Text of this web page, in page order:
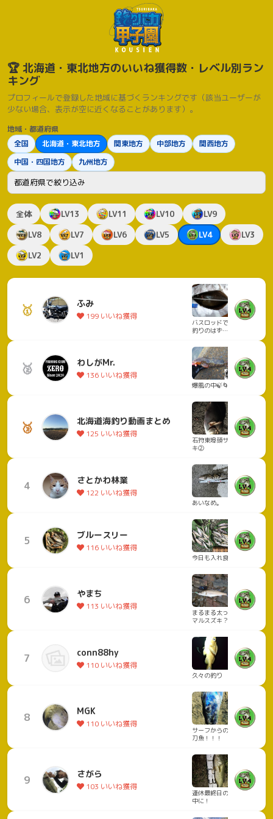
🏆 北海道・東北地方のいいね獲得数・レベル別ラン
キング
プロフィールで登録した地域に基づくランキングです（該当ユーザーが
少ない場合、表示が空に近くなることがあります）。
地域・都道府県
全国
北海道・東北地方 関東地方 中部地方
関西地方
中国・四国地方
九州地方
都道府県
全体 LV13 LV11 LV10
LV9
LV8
LV7 LV6 LV5 LV4
LV3
LV2
LV1
🥇 ふみ
199 いいね獲得
バスロッドで鯖
釣りのはず
80オーバー笑っ
🥈 わしがMr.
136 いいね獲得
爆風の中🍃🌀🍃
🥉 北海道海釣り動画まとめ
125 いいね獲得
石狩東埠頭サビ
キ②
4 さとかわ林業
122 いいね獲得
あいなめ。
5 ブルースリー
116 いいね獲得
今日も入れ食い
6 やまち
113 いいね獲得
まるまる太った
マルスズキ？
7 conn88hy
110 いいね獲得
久々の釣り
8 MGK
110 いいね獲得
サーフからの太
刀魚！！！
9 さがら
103 いいね獲得
連休最終日の夜
中に！